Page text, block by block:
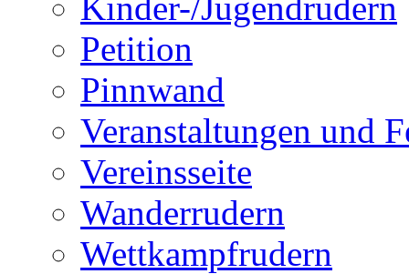
Petition
Pinnwand
Veranstaltungen und
Vereinsseite
Wanderrudern
Wettkampfrudern